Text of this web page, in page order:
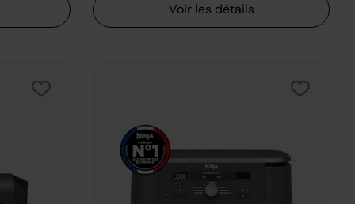
Voir les détails